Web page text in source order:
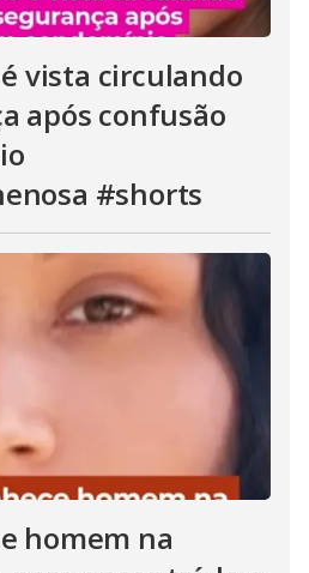
vista circulando
após confusão
#shorts
homem na